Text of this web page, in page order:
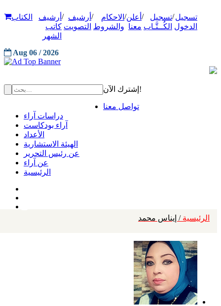
تسجيل
الدخول
/تسجيل
الكُــتَّـاب
/ أعلن
معنا
/ الاحكام
والشروط
/ أرشيف
التصويت
/ أرشيف
كاتب
الشهر
الكتاب
Aug 06 / 2026
إشترك الآن!
تواصل معنا
دراسات آراء
آراء بودكاست
الأعداد
الهيئة الاستشارية
عن رئيس التحرير
عن آراء
الرئيسية
الرئيسية / إيناس محمد